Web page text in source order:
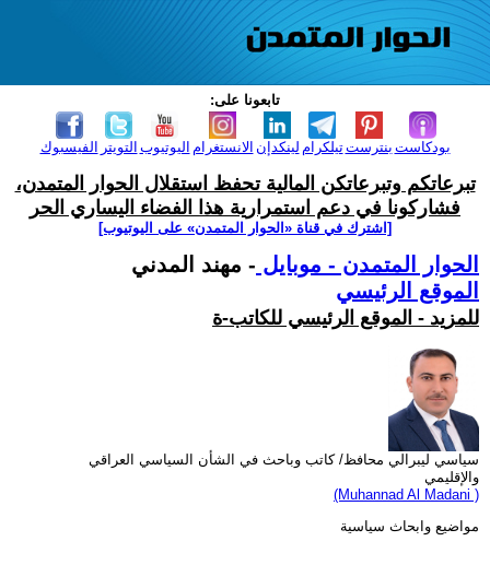
تابعونا على:
الفيسبوك التويتر اليوتيوب الانستغرام لينكدإن تيلكرامبنترست بودكاست
تبرعاتكم وتبرعاتكن المالية تحفظ استقلال الحوار المتمدن،
فشاركونا في دعم استمرارية هذا الفضاء اليساري الحر
[اشترك في قناة ‫«الحوار المتمدن» على اليوتيوب]
الحوار المتمدن - موبايل - مهند المدني
الموقع الرئيسي
للمزيد - الموقع الرئيسي للكاتب-ة
سياسي ليبرالي محافظ/ كاتب وباحث في الشأن السياسي العراقي
والإقليمي
(Muhannad Al Madani )
مواضيع وابحاث سياسية